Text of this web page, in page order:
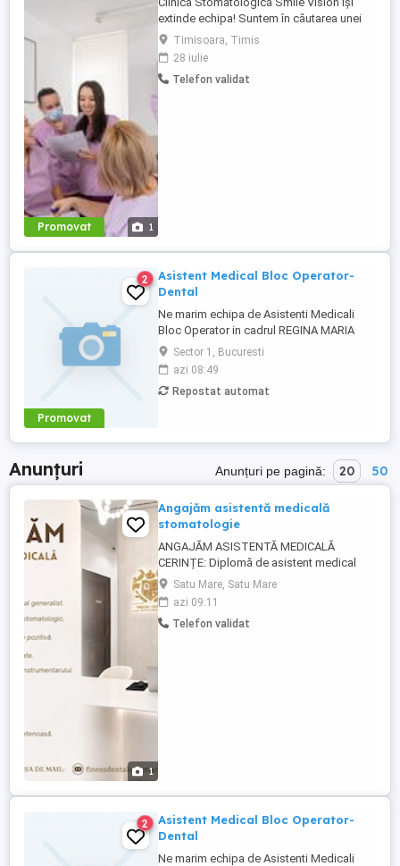
Promovat 1
extinde echipa! Suntem în căutarea unei
asistente stomatologie organizate si
energice. Dacă ești pasionată de
stomatologie și îți dorești o carieră pe
termen lung într-un mediu profesional
Timisoara, Timis
28 iulie
Telefon validat
Promovat
2
Asistent Medical Bloc Operator-
Dental
Ne marim echipa de Asistenti Medicali
Bloc Operator in cadrul REGINA MARIA
Dental Clinics! Avand alaturi tehnologie de
ultima generatie, colegii nostri ofera
ingrijire medicala de calitate pentru
sanatatea dentara a pacientilor, oferindu-
Sector 1, Bucuresti
azi 08:49
Repostat automat
Anunțuri Anunțuri pe pagină: 20 50
1
Angajăm asistentă medicală
stomatologie
ANGAJĂM ASISTENTĂ MEDICALĂ
CERINȚE: Diplomă de asistent medical
generalist. Experiență într-un cabinet
stomatologic. Spirit de echipă și atitudine
pozitivă. Seriozitate și responsabilitate.
Cunoștințe de sterilizare a
Satu Mare, Satu Mare
azi 09:11
Telefon validat
2
Asistent Medical Bloc Operator-
Dental
Ne marim echipa de Asistenti Medicali